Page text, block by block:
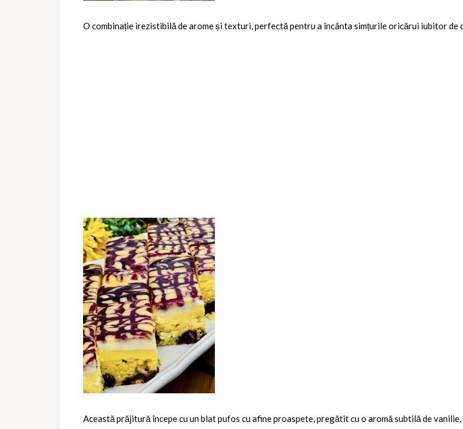
O combinație irezistibilă de arome și texturi, perfectă pentru a încânta simțurile oricărui iubitor de
Această prăjitură începe cu un blat pufos cu afine proaspete, pregătit cu o aromă subtilă de